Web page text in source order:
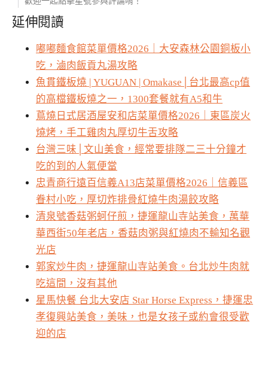
延伸閱讀
嘟嘟麵食館菜單價格2026｜大安森林公園銅板小
吃，滷肉飯貢丸湯攻略
魚貫鐵板燒 | YUGUAN | Omakase│台北最高cp值
的高檔鐵板燒之一，1300套餐就有A5和牛
蔦燒日式居酒屋安和店菜單價格2026｜東區炭火
燒烤，手工雞肉丸厚切牛舌攻略
台灣三味│文山美食，經常要排隊二三十分鐘才
吃的到的人氣便當
忠青商行遠百信義A13店菜單價格2026｜信義區
眷村小吃，厚切炸排骨紅燒牛肉湯餃攻略
清泉號香菇粥蚵仔煎，捷運龍山寺站美食，萬華
華西街50年老店，香菇肉粥與紅燒肉不輸知名觀
光店
郭家炒牛肉，捷運龍山寺站美食。台北炒牛肉就
吃這間，沒有其他
星馬快餐 台北大安店 Star Horse Express，捷運忠
孝復興站美食，美味，也是女孩子或約會很受歡
迎的店